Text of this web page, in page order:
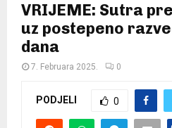
VRIJEME: Sutra
uz postepeno
dana
7. Februara 2025. 0
PODJELI 0